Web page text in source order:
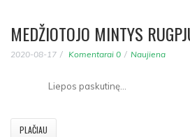
MEDŽIOTOJO MINTYS
2020-08-17 Komentarai 0 Naujiena
Liepos paskutinę...
PLAČIAU